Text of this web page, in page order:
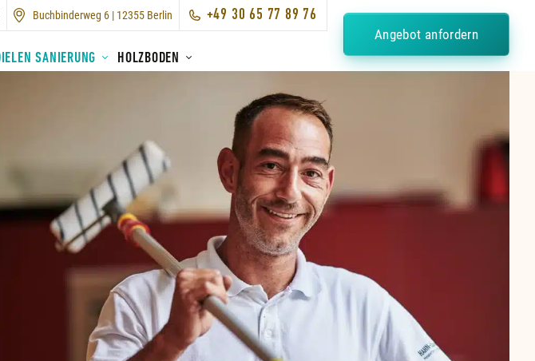
Buchbinderweg 6 | 12355 Berlin +49 30 65 77 89 76
SANIERUNG HOLZBODEN
Angebot anfordern